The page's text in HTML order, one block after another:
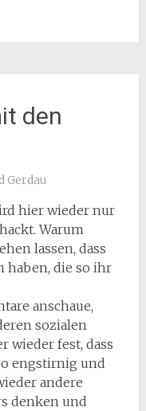
den
Gerdau
hier wieder nur
Warum
lassen, dass
haben, die so ihr
anschaue,
sozialen
wieder fest, dass
engstirnig und
andere
denken und